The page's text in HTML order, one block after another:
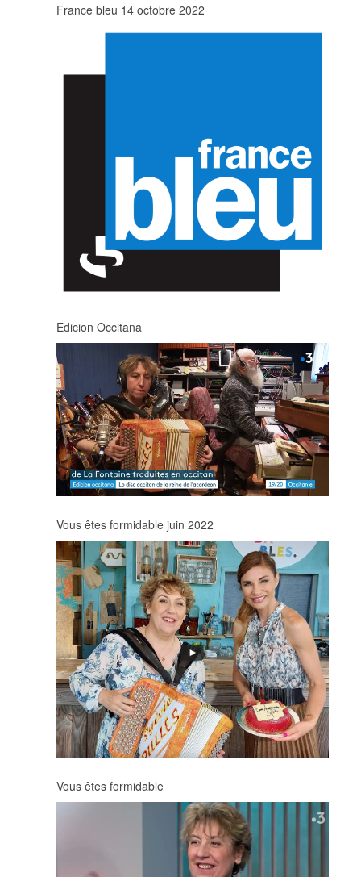
France bleu 14 octobre 2022
Edicion Occitana
Vous êtes formidable juin 2022
Vous êtes formidable